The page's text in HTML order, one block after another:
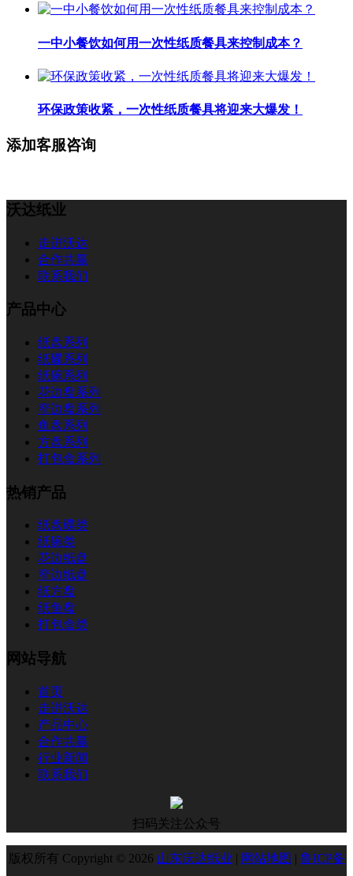
一中小餐饮如何用一次性纸质餐具来控制成本？
环保政策收紧，一次性纸质餐具将迎来大爆发！
添加客服咨询
沃达纸业
走进沃达
合作共赢
联系我们
产品中心
纸盘系列
纸碟系列
纸碗系列
花边盘系列
窄边盘系列
鱼盘系列
方盘系列
打包盒系列
热销产品
纸盘碟类
纸碗类
花边纸盘
窄边纸盘
纸方盘
纸鱼盘
打包盒类
网站导航
首页
走进沃达
产品中心
合作共赢
行业新闻
联系我们
扫码关注公众号
版权所有 Copyright © 2026 山东沃达纸业 | 网站地图 | 鲁ICP备